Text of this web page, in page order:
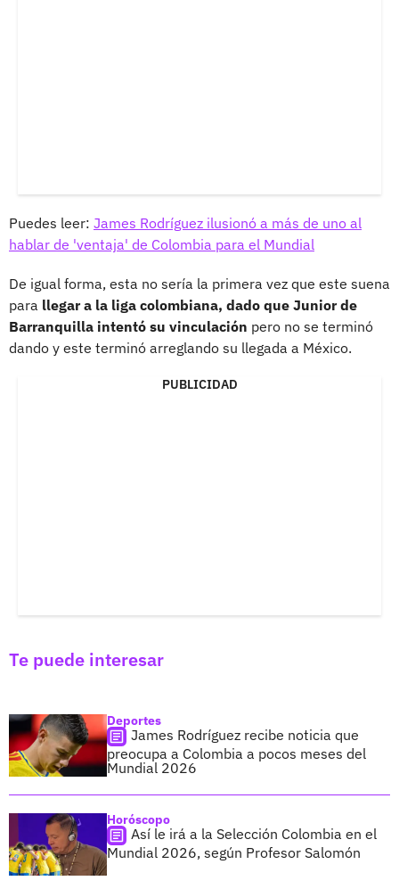
Puedes leer: James Rodríguez ilusionó a más de uno al
hablar de 'ventaja' de Colombia para el Mundial
De igual forma, esta no sería la primera vez que este suena
para llegar a la liga colombiana, dado que Junior de
Barranquilla intentó su vinculación pero no se terminó
dando y este terminó arreglando su llegada a México.
PUBLICIDAD
Te puede interesar
Deportes
James Rodríguez recibe noticia que
preocupa a Colombia a pocos meses del
Mundial 2026
Horóscopo
Así le irá a la Selección Colombia en el
Mundial 2026, según Profesor Salomón